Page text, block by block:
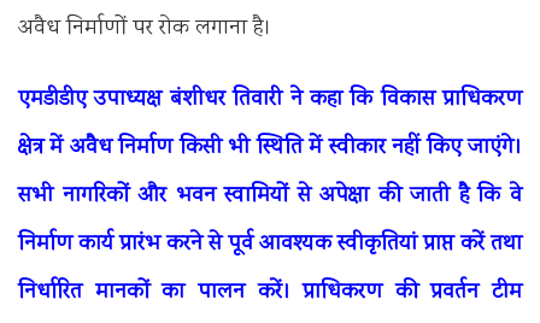
अवैध निर्माणों पर रोक लगाना है।
एमडीडीए उपाध्यक्ष बंशीधर तिवारी ने कहा कि विकास प्राधिकरण
क्षेत्र में अवैध निर्माण किसी भी स्थिति में स्वीकार नहीं किए जाएंगे।
सभी नागरिकों और भवन स्वामियों से अपेक्षा की जाती है कि वे
निर्माण कार्य प्रारंभ करने से पूर्व आवश्यक स्वीकृतियां प्राप्त करें तथा
निर्धारित मानकों का पालन करें। प्राधिकरण की प्रवर्तन टीम